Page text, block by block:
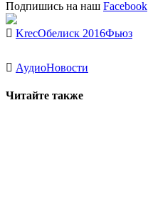
Подпишись на наш Facebook
KrecОбелиск 2016Фьюз
АудиоНовости
Читайте также